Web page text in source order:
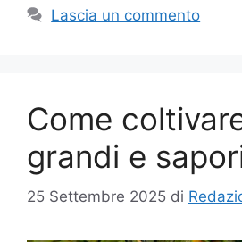
Lascia un commento
Come
grandi e
25 Settembre 2025 di